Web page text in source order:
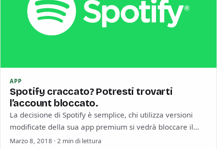
APP
Spotify craccato? Potresti trovarti
l’account bloccato.
La decisione di Spotify è semplice, chi utilizza versioni
modificate della sua app premium si vedrà bloccare il
proprio account. Attraverso varie…
Marzo 8, 2018 · 2 min di lettura